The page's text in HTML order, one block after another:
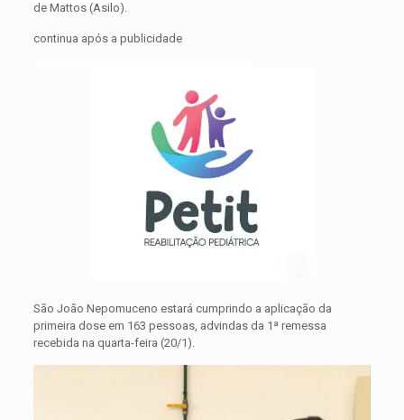
de Mattos (Asilo).
continua após a publicidade
São João Nepomuceno estará cumprindo a aplicação da
primeira dose em 163 pessoas, advindas da 1ª remessa
recebida na quarta-feira (20/1).